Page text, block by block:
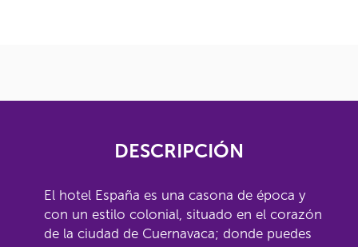
DESCRIPCIÓN
El hotel España es una casona de época y
con un estilo colonial, situado en el corazón
de la ciudad de Cuernavaca; donde puedes